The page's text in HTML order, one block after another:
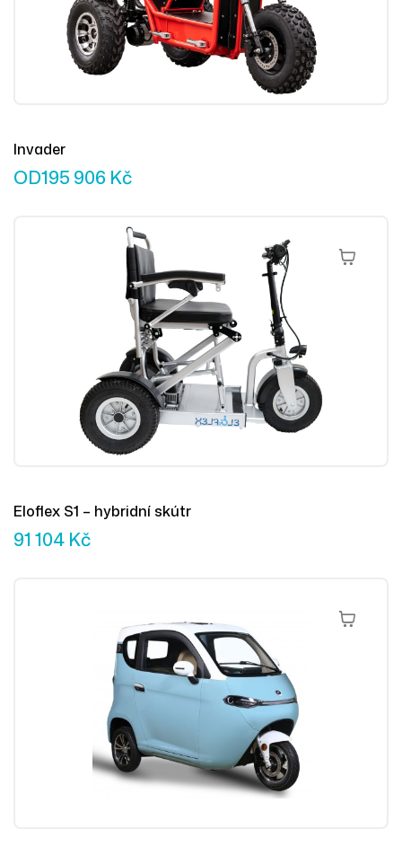
Invader
OD195 906 Kč
Přidat Do
Eloflex S1 – hybridní skútr
91 104 Kč
Přidat Do